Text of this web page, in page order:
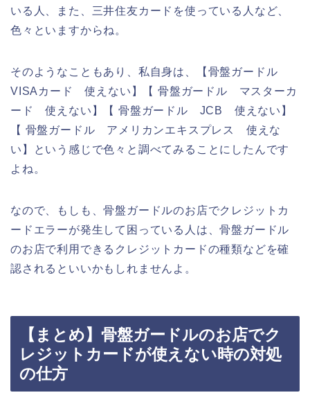
いる人、また、三井住友カードを使っている人など、
色々といますからね。
そのようなこともあり、私自身は、【骨盤ガードル
VISAカード 使えない】【 骨盤ガードル マスターカ
ード 使えない】【 骨盤ガードル JCB 使えない】
【 骨盤ガードル アメリカンエキスプレス 使えな
い】という感じで色々と調べてみることにしたんです
よね。
なので、もしも、骨盤ガードルのお店でクレジットカ
ードエラーが発生して困っている人は、骨盤ガードル
のお店で利用できるクレジットカードの種類などを確
認されるといいかもしれませんよ。
【まとめ】骨盤ガードルのお店でク
レジットカードが使えない時の対処
の仕方